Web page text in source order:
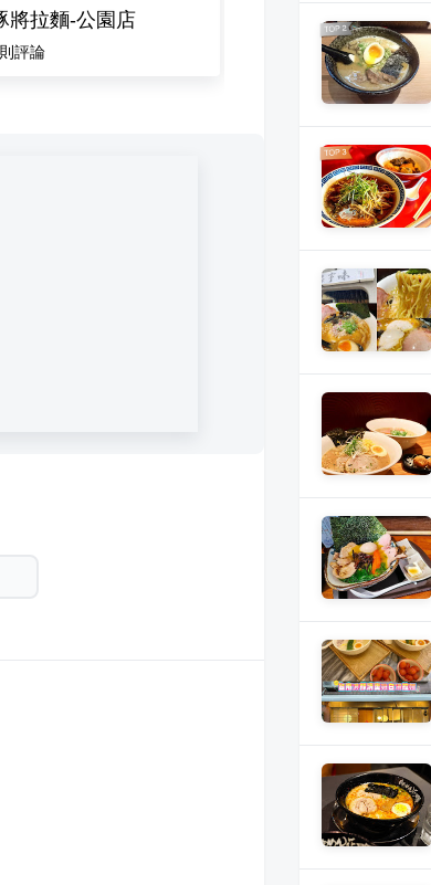
將拉麵-公園店
則評論 則評論